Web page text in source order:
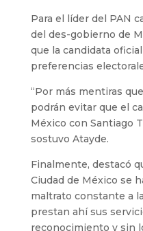
Para el líder del PAN
del des-gobierno de
que la candidata
preferencias
“Por más mentiras
podrán evitar que el
México con Santiago
sostuvo Atayde.
Finalmente, destacó
Ciudad de México se
maltrato constante a
prestan ahí sus
reconocimiento y sin